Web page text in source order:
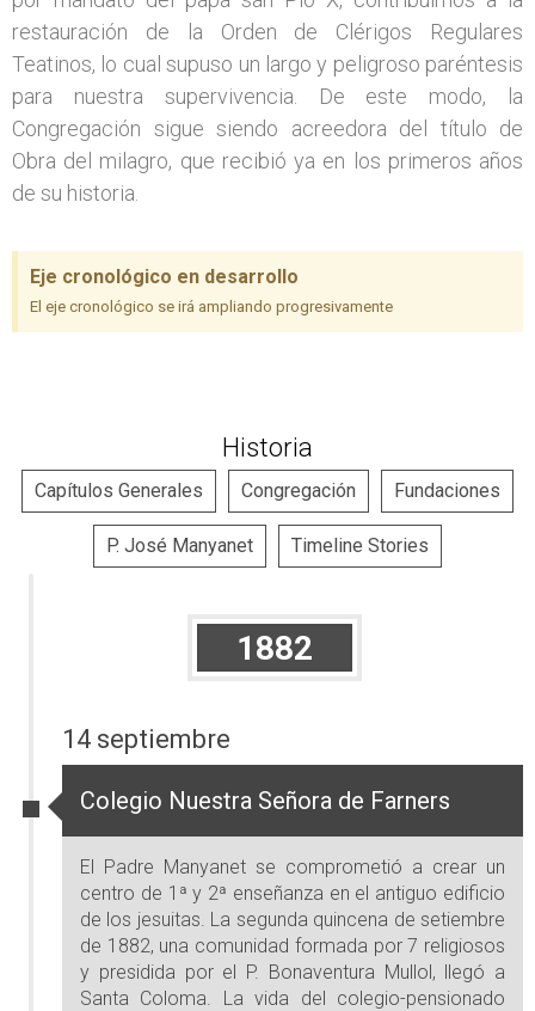
restauración de la Orden de Clérigos Regulares
Teatinos, lo cual supuso un largo y peligroso paréntesis
para nuestra supervivencia. De este modo, la
Congregación sigue siendo acreedora del título de
Obra del milagro, que recibió ya en los primeros años
de su historia.
Eje cronológico en desarrollo
El eje cronológico se irá ampliando progresivamente
Historia
Capítulos Generales Congregación Fundaciones
P. José Manyanet Timeline Stories
1882
14 septiembre
Colegio Nuestra Señora de Farners
El Padre Manyanet se comprometió a crear un
centro de 1ª y 2ª enseñanza en el antiguo edificio
de los jesuitas. La segunda quincena de setiembre
de 1882, una comunidad formada por 7 religiosos
y presidida por el P. Bonaventura Mullol, llegó a
Santa Coloma. La vida del colegio-pensionado